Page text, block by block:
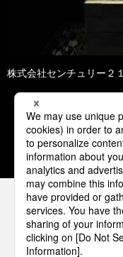
株式会社センチュリー
1 2
パナソニッ